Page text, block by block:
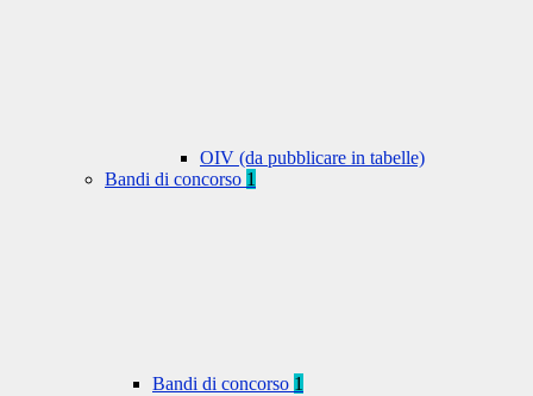
OIV (da pubblicare in tabelle)
Bandi di concorso 1
Bandi di concorso 1